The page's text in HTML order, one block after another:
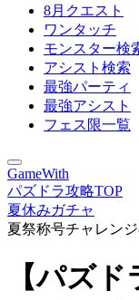
8月クエスト
ワンタッチ
モンスター検
アシスト検索
最強パーティ
最強アシスト
フェス限一覧
GameWith
パズドラ攻略TOP
夏休みガチャ
夏祭称号チャレン
【パズ